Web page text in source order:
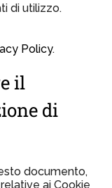
di utilizzo.
Policy.
il
di
documento,
ai Cookie